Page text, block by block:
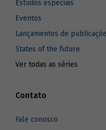
Estudos especiais
Eventos
Lançamentos de
States of the future
Ver todas as séries
Contato
Fale conosco